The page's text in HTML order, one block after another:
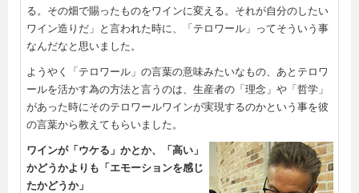
る。その畑で賜ったものをワインに変える。それが自分のしたい
ワイン造りだ」と言われた時に、「テロワール」ってそういう事
なんだなと思いました。
ようやく「テロワール」の言葉の意味みたいなもの、あとテロワ
ールを活かす為の方法と言うのは、生産者の「理念」や「哲学」
があった時にそのテロワールワインが実現するのかという事を彼
の言葉から教えてもらいました。
ワインが「ウケる」かとか、「高い」
かどうかよりも「エモーションを感じ
たかどうか」